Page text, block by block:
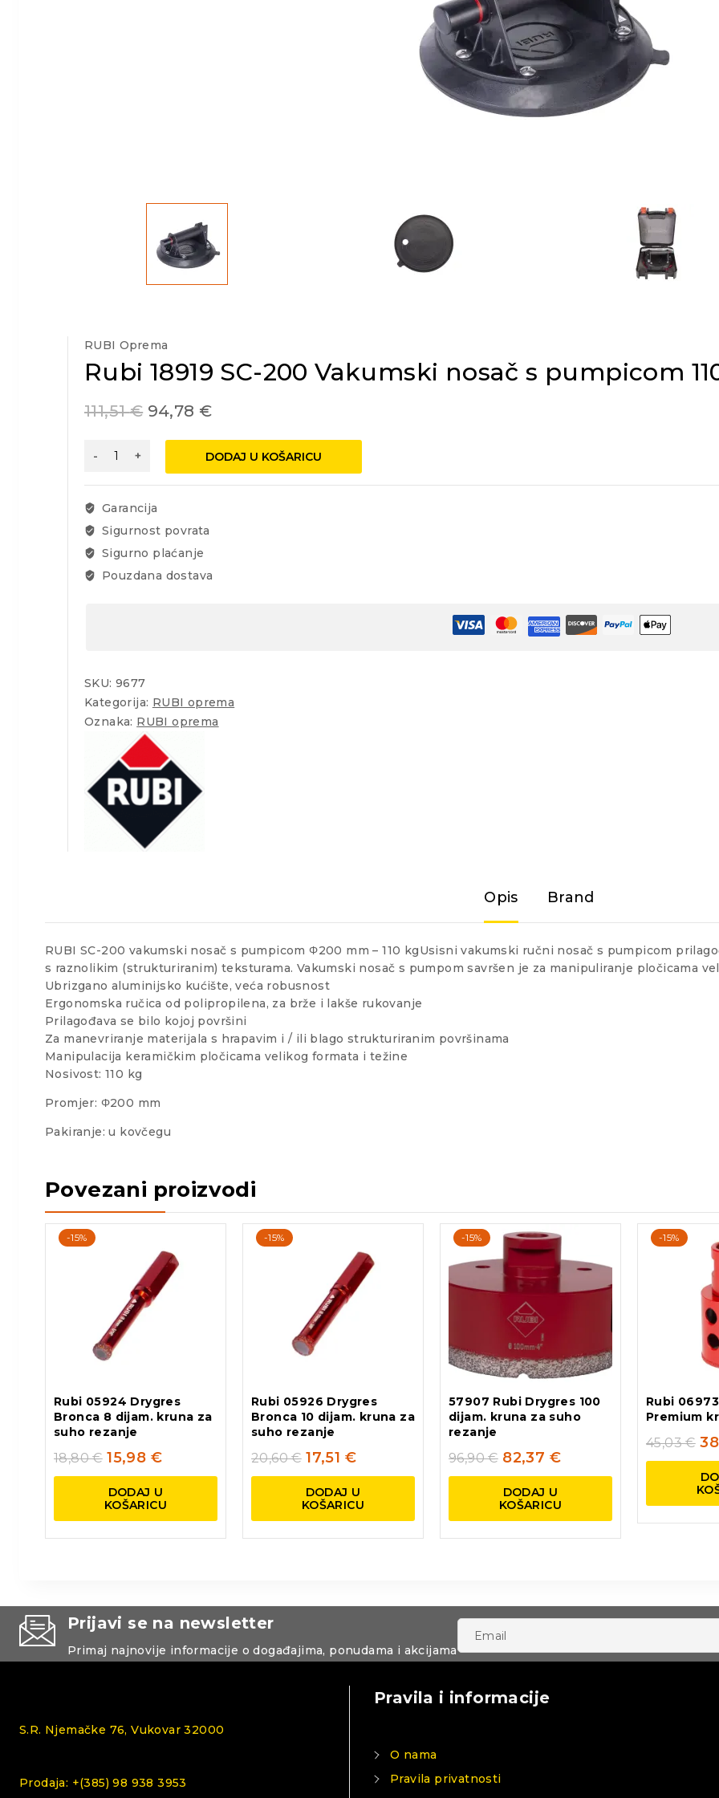
RUBI Oprema
Rubi 18919 SC-200 Vakumski nosač s pumpicom
111,51€ 94,78 €
Rubi
SC-
200
Vakumski
nosač
s
pumpicom
DODAJ U KOŠARICU
Garancija
Sigurnost povrata
Sigurno plaćanje
Pouzdana dostava
SKU: 9677
Kategorija: RUBI oprema
Oznaka: RUBI oprema
Opis Brand
RUBI SC-200 vakumski nosač s pumpicom Φ200 mm – 110 kgUsisni vakumski ručni nosač s pumpicom
s raznolikim (strukturiranim) teksturama. Vakumski nosač s pumpom savršen je za manipuliranje pločicama
Ubrizgano aluminijsko kućište, veća robusnost
Ergonomska ručica od polipropilena, za brže i lakše rukovanje
Prilagođava se bilo kojoj površini
Za manevriranje materijala s hrapavim i / ili blago strukturiranim površinama
Manipulacija keramičkim pločicama velikog formata i težine
Nosivost: 110 kg
Promjer: Φ200 mm
Pakiranje: u kovčegu
Povezani proizvodi
-15%
Rubi 05924 Drygres
Bronca 8 dijam. kruna za
suho rezanje
18,80€ 15,98 €
DODAJ U
KOŠARICU
-15%
Rubi 05926 Drygres
Bronca 10 dijam. kruna za
suho rezanje
20,60€ 17,51 €
DODAJ U
KOŠARICU
-15%
57907 Rubi Drygres 100
dijam. kruna za suho
rezanje
96,90€ 82,37 €
DODAJ U
KOŠARICU
-15%
Rubi
Premium
45,03€
Prijavi se na newsletter
Primaj najnovije informacije o događajima, ponudama i akcijama
S.R. Njemačke 76, Vukovar 32000
Prodaja: +(385) 98 938 3953
Pravila i informacije
O nama
Pravila privatnosti